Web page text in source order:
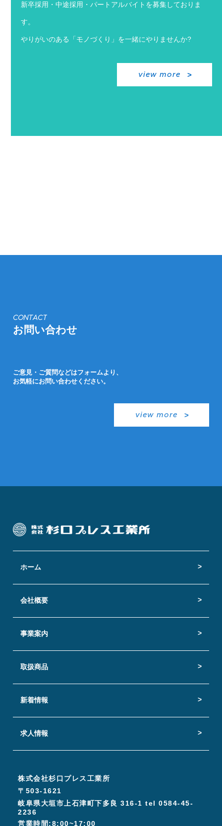
新卒採用・中途採用・パートアルバイトを募集しておりま
す。
やりがいのある「モノづくり」を一緒にやりませんか?
view more
CONTACT
お問い合わせ
ご意見・ご質問などはフォームより、
お気軽にお問い合わせください。
view more
ホーム
会社概要
事業案内
取扱商品
新着情報
求人情報
株式会社杉口プレス工業所
〒503-1621
岐阜県大垣市上石津町下多良 316-1 tel 0584-45-
2236
営業時間:8:00~17:00